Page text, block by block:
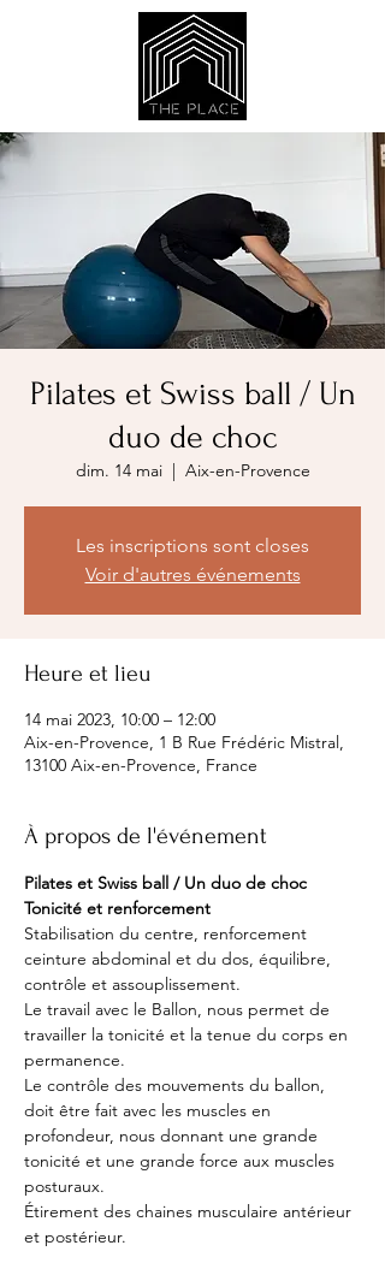
Pilates et Swiss ball / Un
duo de choc
dim. 14 mai
  |
Aix-en-Provence
Les inscriptions sont closes
Voir d'autres événements
Heure et lieu
14 mai 2023, 10:00 – 12:00
Aix-en-Provence, 1 B Rue Frédéric Mistral,
13100 Aix-en-Provence, France
À propos de l'événement
Pilates et Swiss ball / Un duo de choc
Tonicité et renforcement
Stabilisation du centre, renforcement
ceinture abdominal et du dos, équilibre,
contrôle et assouplissement.
Le travail avec le Ballon, nous permet de
travailler la tonicité et la tenue du corps en
permanence.
Le contrôle des mouvements du ballon,
doit être fait avec les muscles en
profondeur, nous donnant une grande
tonicité et une grande force aux muscles
posturaux.
Étirement des chaines musculaire antérieur
et postérieur.